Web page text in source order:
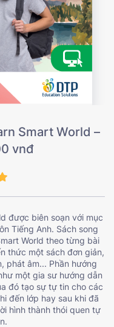
Smart World –
vnđ
được biên soạn với mục
Tiếng Anh. Sách song
World theo từng bài
thức một sách đơn giản,
phát âm... Phần hướng
một gia sư hướng dẫn
đó tạo sự tự tin cho các
đến lớp hay sau khi đã
hình thành thói quen tự